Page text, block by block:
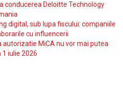
conducerea Deloitte Technology
digital, sub lupa fiscului: companiile
cu influencerii
MiCA nu vor mai putea
1 iulie 2026